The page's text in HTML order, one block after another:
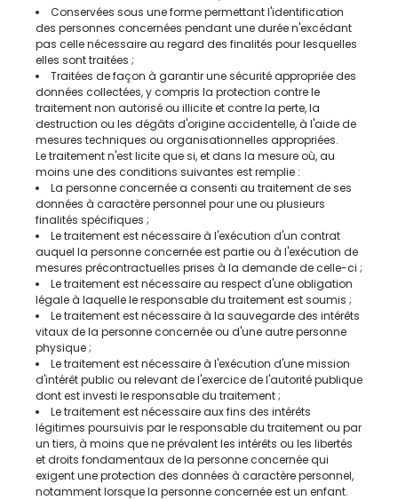
Conservées sous une forme permettant l'identification
des personnes concernées pendant une durée n'excédant
pas celle nécessaire au regard des finalités pour lesquelles
elles sont traitées ;
Traitées de façon à garantir une sécurité appropriée des
données collectées, y compris la protection contre le
traitement non autorisé ou illicite et contre la perte, la
destruction ou les dégâts d'origine accidentelle, à l'aide de
mesures techniques ou organisationnelles appropriées.
Le traitement n'est licite que si, et dans la mesure où, au
moins une des conditions suivantes est remplie :
La personne concernée a consenti au traitement de ses
données à caractère personnel pour une ou plusieurs
finalités spécifiques ;
Le traitement est nécessaire à l'exécution d'un contrat
auquel la personne concernée est partie ou à l'exécution de
mesures précontractuelles prises à la demande de celle-ci ;
Le traitement est nécessaire au respect d'une obligation
légale à laquelle le responsable du traitement est soumis ;
Le traitement est nécessaire à la sauvegarde des intérêts
vitaux de la personne concernée ou d'une autre personne
physique ;
Le traitement est nécessaire à l'exécution d'une mission
d'intérêt public ou relevant de l'exercice de l'autorité publique
dont est investi le responsable du traitement ;
Le traitement est nécessaire aux fins des intérêts
légitimes poursuivis par le responsable du traitement ou par
un tiers, à moins que ne prévalent les intérêts ou les libertés
et droits fondamentaux de la personne concernée qui
exigent une protection des données à caractère personnel,
notamment lorsque la personne concernée est un enfant.